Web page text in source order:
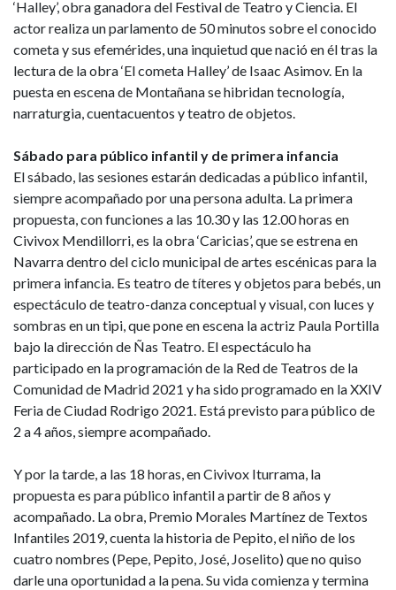
‘Halley’, obra ganadora del Festival de Teatro y Ciencia. El
actor realiza un parlamento de 50 minutos sobre el conocido
cometa y sus efemérides, una inquietud que nació en él tras la
lectura de la obra ‘El cometa Halley’ de Isaac Asimov. En la
puesta en escena de Montañana se hibridan tecnología,
narraturgia, cuentacuentos y teatro de objetos.
Sábado para público infantil y de primera infancia
El sábado, las sesiones estarán dedicadas a público infantil,
siempre acompañado por una persona adulta. La primera
propuesta, con funciones a las 10.30 y las 12.00 horas en
Civivox Mendillorri, es la obra ‘Caricias’, que se estrena en
Navarra dentro del ciclo municipal de artes escénicas para la
primera infancia. Es teatro de títeres y objetos para bebés, un
espectáculo de teatro-danza conceptual y visual, con luces y
sombras en un tipi, que pone en escena la actriz Paula Portilla
bajo la dirección de Ñas Teatro. El espectáculo ha
participado en la programación de la Red de Teatros de la
Comunidad de Madrid 2021 y ha sido programado en la XXIV
Feria de Ciudad Rodrigo 2021. Está previsto para público de
2 a 4 años, siempre acompañado.
Y por la tarde, a las 18 horas, en Civivox Iturrama, la
propuesta es para público infantil a partir de 8 años y
acompañado. La obra, Premio Morales Martínez de Textos
Infantiles 2019, cuenta la historia de Pepito, el niño de los
cuatro nombres (Pepe, Pepito, José, Joselito) que no quiso
darle una oportunidad a la pena. Su vida comienza y termina